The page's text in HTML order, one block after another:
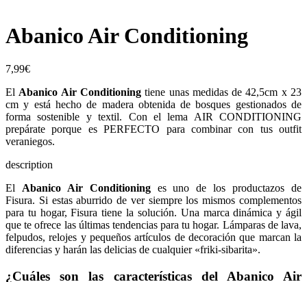
Abanico Air Conditioning
7,99€
El Abanico Air Conditioningtiene unas medidas de 42,5cm x 23
cm y está hecho de madera obtenida de bosques gestionados de
forma sostenible y textil. Con el lema AIR CONDITIONING
prepárate porque es PERFECTO para combinar con tus outfit
veraniegos.
description
El Abanico Air Conditioning es uno de los productazos de
Fisura. Si estas aburrido de ver siempre los mismos complementos
para tu hogar, Fisura tiene la solución. Una marca dinámica y ágil
que te ofrece las últimas tendencias para tu hogar. Lámparas de lava,
felpudos, relojes y pequeños artículos de decoración que marcan la
diferencias y harán las delicias de cualquier «friki-sibarita».
¿Cuáles son las características del Abanico Air